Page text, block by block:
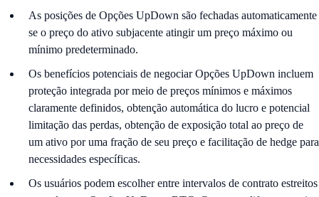
As posições de Opções UpDown são fechadas automaticamente
se o preço do ativo subjacente atingir um preço máximo ou
mínimo predeterminado.
Os benefícios potenciais de negociar Opções UpDown incluem
proteção integrada por meio de preços mínimos e máximos
claramente definidos, obtenção automática do lucro e potencial
limitação das perdas, obtenção de exposição total ao preço de
um ativo por uma fração de seu preço e facilitação de hedge para
necessidades específicas.
Os usuários podem escolher entre intervalos de contrato estreitos